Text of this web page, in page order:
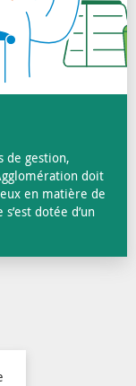
de gestion,
doit
en matière de
dotée d’un